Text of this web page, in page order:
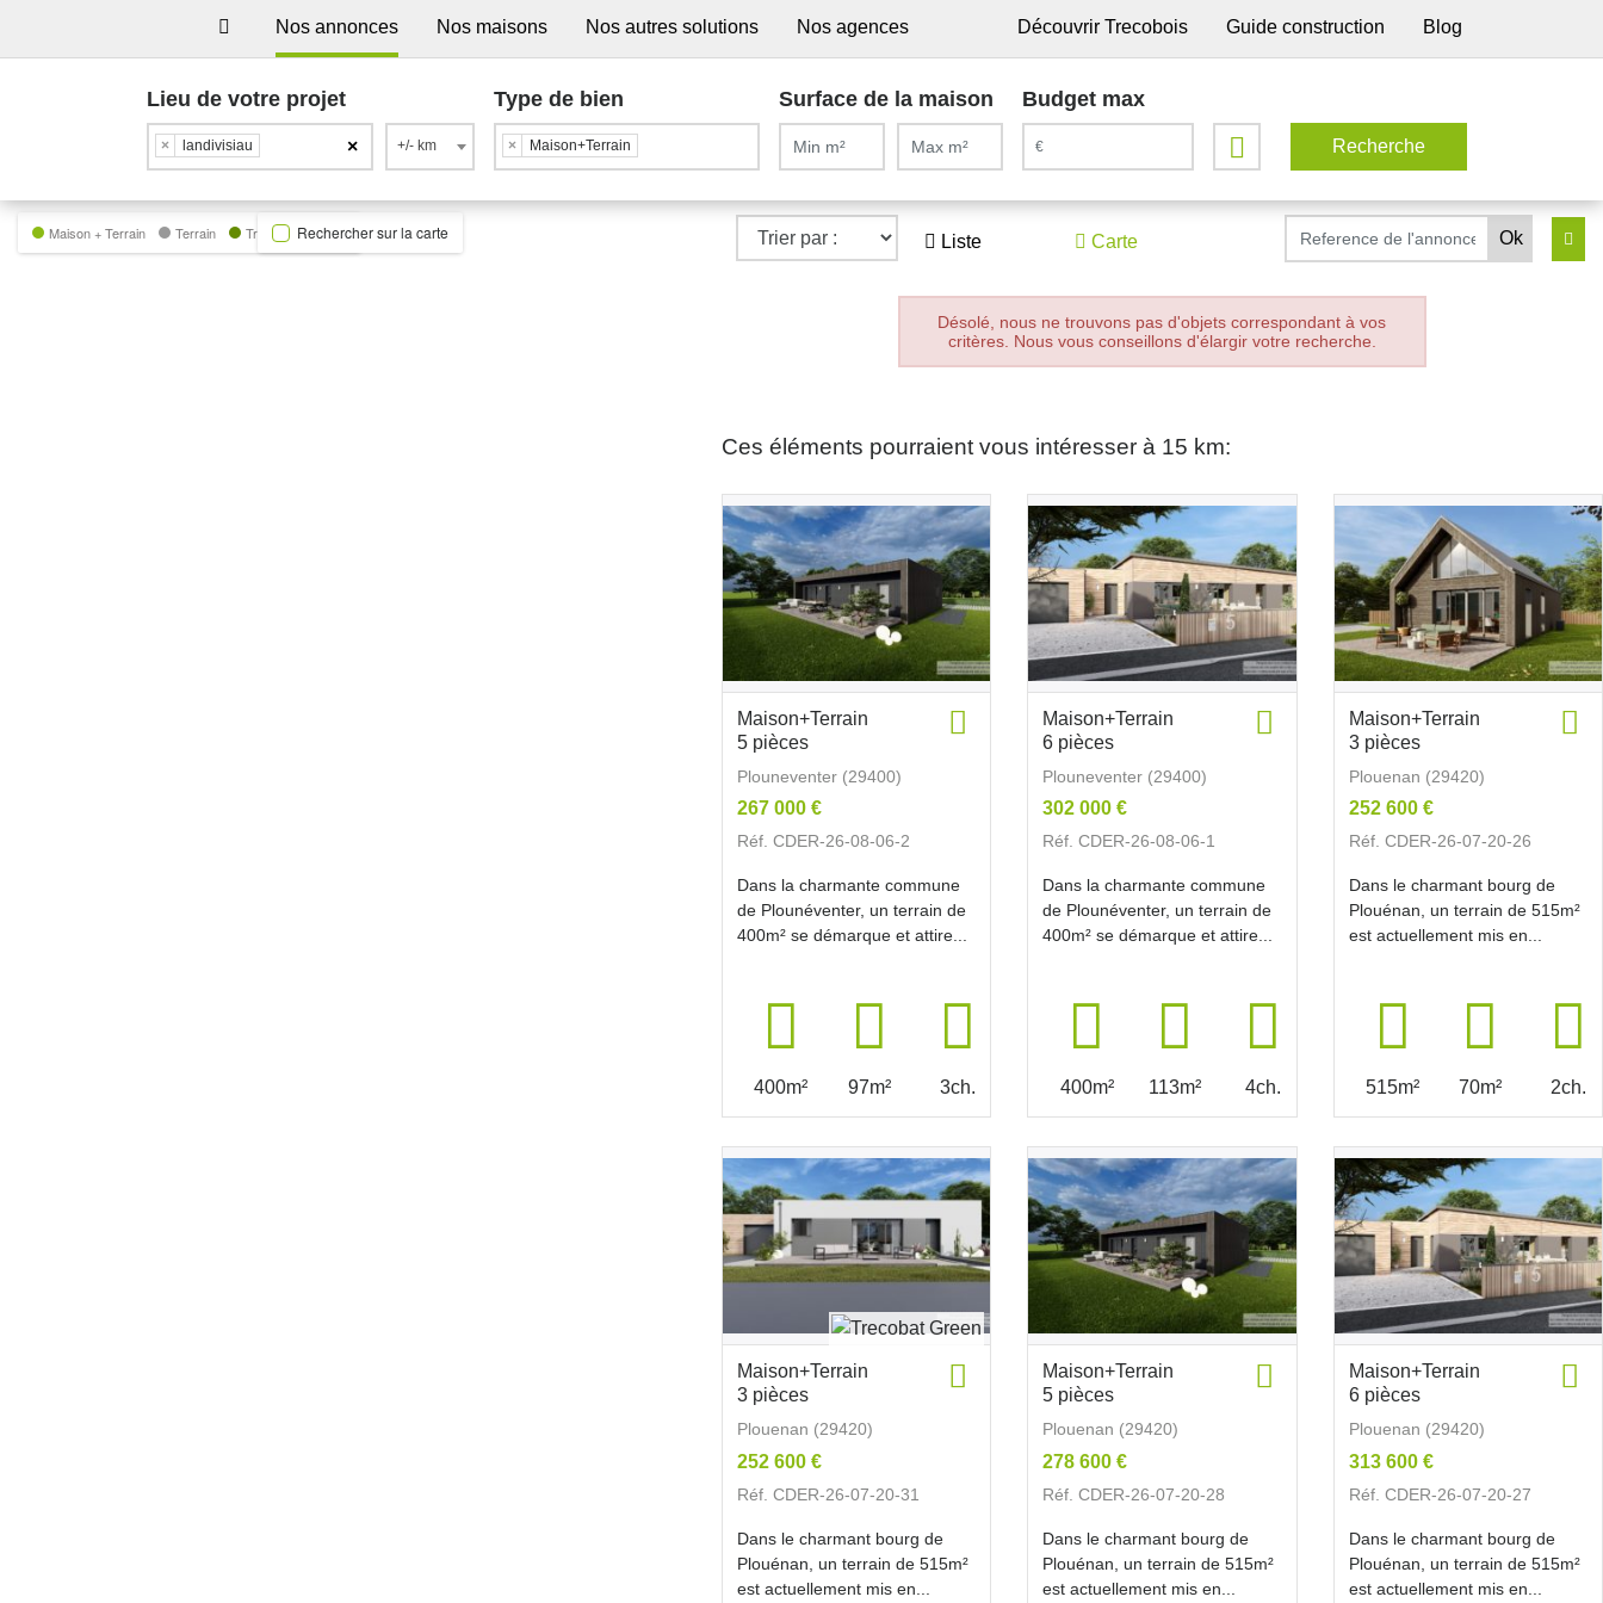
Nos annonces Nos maisons Nos autres solutions Nos agences Découvrir Trecobois Guide construction Blog
Lieu de votre projet
×
× landivisiau +/- km
Type de bien
× Maison+Terrain
Surface de la maison Budget max
Liste Carte
Maison + Terrain Terrain Trecobat GreenRechercher sur la carte
Désolé, nous ne trouvons pas d'objets correspondant à vos
critères. Nous vous conseillons d'élargir votre recherche.
Ces éléments pourraient vous intéresser à 15 km:
Maison+Terrain
5 pièces
Plouneventer (29400)
267 000 €
Réf. CDER-26-08-06-2
Dans la charmante commune
de Plounéventer, un terrain de
400m² se démarque et attire...
400m² 97m² 3ch.
Maison+Terrain
6 pièces
Plouneventer (29400)
302 000 €
Réf. CDER-26-08-06-1
Dans la charmante commune
de Plounéventer, un terrain de
400m² se démarque et attire...
400m² 113m² 4ch.
Maison+Terrain
3 pièces
Plouenan (29420)
252 600 €
Réf. CDER-26-07-20-26
Dans le charmant bourg de
Plouénan, un terrain de 515m²
est actuellement mis en...
515m² 70m² 2ch.
Maison+Terrain
3 pièces
Plouenan (29420)
252 600 €
Réf. CDER-26-07-20-31
Dans le charmant bourg de
Plouénan, un terrain de 515m²
est actuellement mis en...
Maison+Terrain
5 pièces
Plouenan (29420)
278 600 €
Réf. CDER-26-07-20-28
Dans le charmant bourg de
Plouénan, un terrain de 515m²
est actuellement mis en...
Maison+Terrain
6 pièces
Plouenan (29420)
313 600 €
Réf. CDER-26-07-20-27
Dans le charmant bourg de
Plouénan, un terrain de 515m²
est actuellement mis en...